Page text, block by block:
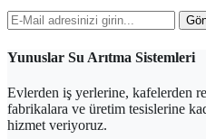
Yunuslar Su Arıtma Sistemleri
Evlerden iş yerlerine, kafelerden
fabrikalara ve üretim tesislerine
hizmet veriyoruz.